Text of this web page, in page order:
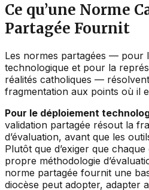
Ce qu’une Norme
Partagée Fournit
Les normes partagées — pour
technologique et pour la
réalités catholiques —
fragmentation aux points où il
Pour le déploiement
validation partagée résout la
d’évaluation, avant que les
Plutôt que d’exiger que
propre méthodologie
norme partagée fournit une
diocèse peut adopter, adapter